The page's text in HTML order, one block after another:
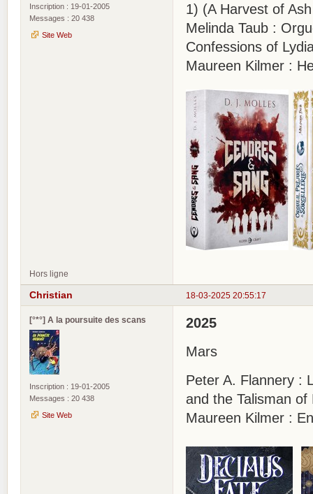
Inscription : 19-01-2005
Messages : 20 438
Site Web
1) (A Harvest of
Melinda Taub :
Confessions of
Maureen Kilmer :
Hors ligne
18-03-2025 20:55:17
Christian
[°*°] A la poursuite des scans
Inscription : 19-01-2005
Messages : 20 438
Site Web
2025
Mars
Peter A. Flannery :
and the Talisman
Maureen Kilmer :